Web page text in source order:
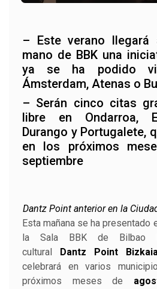
– Este verano
mano de BBK una
ya se ha podido
Ámsterdam, Atenas o
– Serán cinco citas
libre en Ondarroa,
Durango y Portugalete,
en los próximos
septiembre
Dantz Point anterior en la
Esta mañana se ha presentado
la Sala BBK de Bilbao
cultural
Dantz Point
celebrará en varios
próximos meses de